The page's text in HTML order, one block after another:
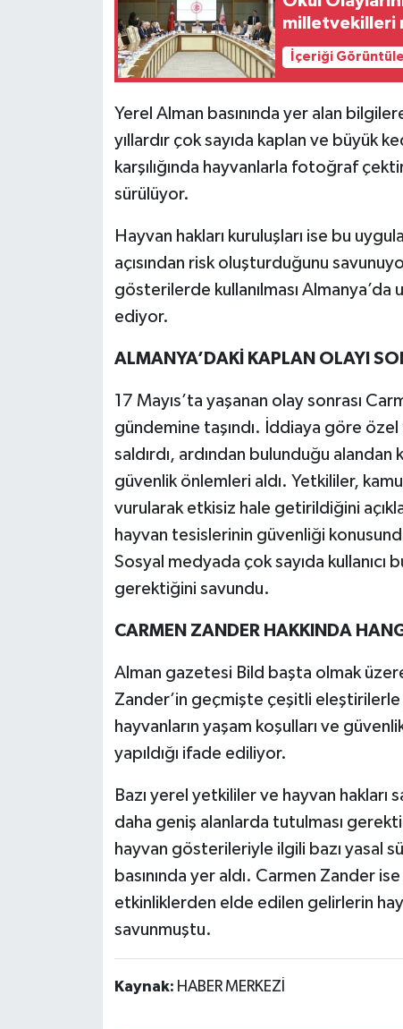
milletvekilleri
İçeriği Görüntüle
Yerel Alman basınında yer alan
yıllardır çok sayıda kaplan ve büyük
karşılığında hayvanlarla fotoğraf
sürülüyor.
Hayvan hakları kuruluşları ise bu
açısından risk oluşturduğunu
gösterilerde kullanılması
ediyor.
ALMANYA’DAKİ KAPLAN OLAYI
17 Mayıs’ta yaşanan olay sonrası
gündemine taşındı. İddiaya göre özel
saldırdı, ardından bulunduğu
güvenlik önlemleri aldı. Yetkililer,
vurularak etkisiz hale getirildiğini
hayvan tesislerinin güvenliği
Sosyal medyada çok sayıda
gerektiğini savundu.
CARMEN ZANDER HAKKINDA
Alman gazetesi Bild başta olmak
Zander’in geçmişte çeşitli
hayvanların yaşam koşulları ve
yapıldığı ifade ediliyor.
Bazı yerel yetkililer ve hayvan hakları
daha geniş alanlarda tutulması
hayvan gösterileriyle ilgili bazı yasal
basınında yer aldı. Carmen Zander
etkinliklerden elde edilen gelirlerin
savunmuştu.
Kaynak: HABER MERKEZİ